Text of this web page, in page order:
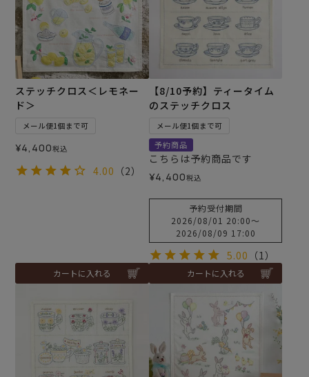
ステッチクロス＜レモネー
ド＞
メール便1個まで可
¥4,400税込
4.00 （2）
カートに入れる
【8/10予約】ティータイム
のステッチクロス
メール便1個まで可
予約商品
こちらは予約商品です
¥4,400税込
予約受付期間
2026/08/01 20:00〜
2026/08/09 17:00
5.00 （1）
カートに入れる